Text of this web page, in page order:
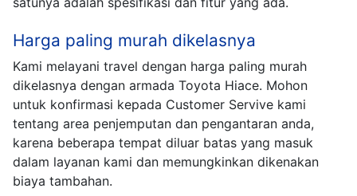
Harga paling murah dikelasnya
Kami melayani travel dengan harga paling murah
dikelasnya dengan armada Toyota Hiace. Mohon
untuk konfirmasi kepada Customer Servive kami
tentang area penjemputan dan pengantaran anda,
karena beberapa tempat diluar batas yang masuk
dalam layanan kami dan memungkinkan dikenakan
biaya tambahan.